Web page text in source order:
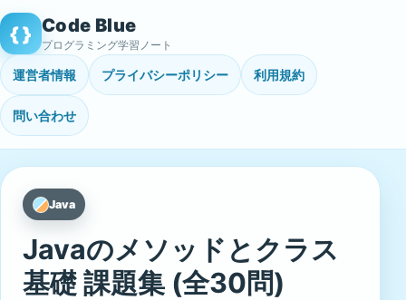
Skip
to
content
{ } Code Blue
プログラミング学習ノート
運営者情報 プライバシーポリシー 利用規約
問い合わせ
Java
Javaのメソッドとクラス
基礎 課題集 (全30問)